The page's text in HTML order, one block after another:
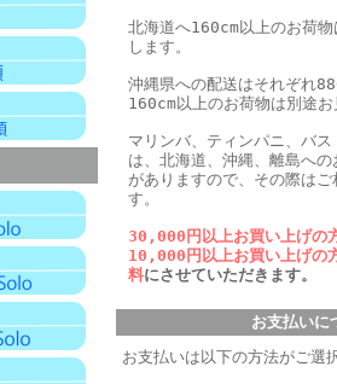
北海道へ160cm以上のお荷
します。
沖縄県への配送はそれぞれ
160cm以上のお荷物は別途
マリンバ、ティンパニ、バ
は、北海道、沖縄、離島へ
がありますので、その際は
す。
30,000円以上お買い上げの
10,000円以上お買い上げの
料にさせていただきます。
お支払いに
お支払いは以下の方法がご選